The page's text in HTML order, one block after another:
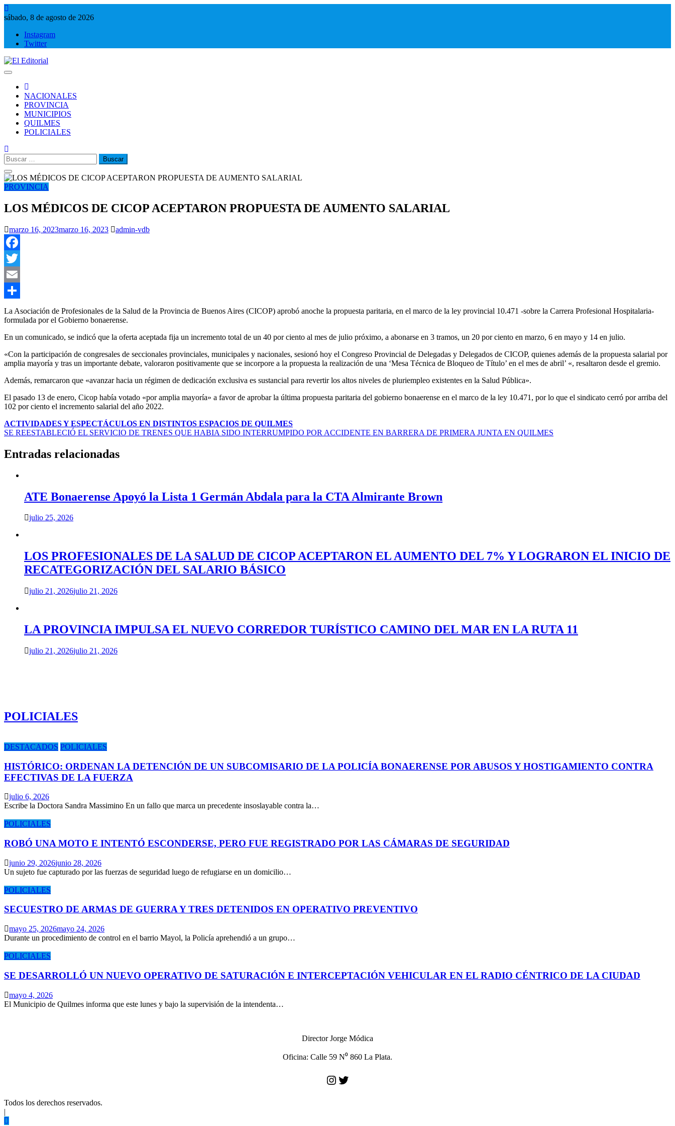
Saltar
al
sábado, 8 de agosto de 2026
Instagram
Twitter
NACIONALES
PROVINCIA
MUNICIPIOS
QUILMES
POLICIALES
Buscar:
PROVINCIA
LOS MÉDICOS DE CICOP ACEPTARON PROPUESTA DE AUMENTO SALARIAL
marzo 16, 2023marzo 16, 2023 admin-vdb
Facebook
Twitter
Email
Compartir
La Asociación de Profesionales de la Salud de la Provincia de Buenos Aires (CICOP) aprobó anoche la propuesta paritaria, en el marco de la ley provincial 10.471 -sobre la Carrera Profesional Hospitalaria-
formulada por el Gobierno bonaerense.
En un comunicado, se indicó que la oferta aceptada fija un incremento total de un 40 por ciento al mes de julio próximo, a abonarse en 3 tramos, un 20 por ciento en marzo, 6 en mayo y 14 en julio.
«Con la participación de congresales de seccionales provinciales, municipales y nacionales, sesionó hoy el Congreso Provincial de Delegadas y Delegados de CICOP, quienes además de la propuesta salarial por
amplia mayoría y tras un importante debate, valoraron positivamente que se incorpore a la propuesta la realización de una ‘Mesa Técnica de Bloqueo de Título’ en el mes de abril’ «, resaltaron desde el gremio.
Además, remarcaron que «avanzar hacia un régimen de dedicación exclusiva es sustancial para revertir los altos niveles de pluriempleo existentes en la Salud Pública».
El pasado 13 de enero, Cicop había votado «por amplia mayoría» a favor de aprobar la última propuesta paritaria del gobierno bonaerense en el marco de la ley 10.471, por lo que el sindicato cerró por arriba del
102 por ciento el incremento salarial del año 2022.
Navegación
de
entradas
ACTIVIDADES Y ESPECTÁCULOS EN DISTINTOS ESPACIOS DE QUILMES
SE REESTABLECIÓ EL SERVICIO DE TRENES QUE HABIA SIDO INTERRUMPIDO POR ACCIDENTE EN BARRERA DE PRIMERA JUNTA EN QUILMES
Entradas relacionadas
ATE Bonaerense Apoyó la Lista 1 Germán Abdala para la CTA Almirante Brown
julio 25, 2026
LOS PROFESIONALES DE LA SALUD DE CICOP ACEPTARON EL AUMENTO DEL 7% Y LOGRARON EL INICIO DE
RECATEGORIZACIÓN DEL SALARIO BÁSICO
julio 21, 2026julio 21, 2026
LA PROVINCIA IMPULSA EL NUEVO CORREDOR TURÍSTICO CAMINO DEL MAR EN LA RUTA 11
julio 21, 2026julio 21, 2026
POLICIALES
DESTACADOS POLICIALES
HISTÓRICO: ORDENAN LA DETENCIÓN DE UN SUBCOMISARIO DE LA POLICÍA BONAERENSE POR ABUSOS Y HOSTIGAMIENTO CONTRA
EFECTIVAS DE LA FUERZA
julio 6, 2026
Escribe la Doctora Sandra Massimino En un fallo que marca un precedente insoslayable contra la…
POLICIALES
ROBÓ UNA MOTO E INTENTÓ ESCONDERSE, PERO FUE REGISTRADO POR LAS CÁMARAS DE SEGURIDAD
junio 29, 2026junio 28, 2026
Un sujeto fue capturado por las fuerzas de seguridad luego de refugiarse en un domicilio…
POLICIALES
SECUESTRO DE ARMAS DE GUERRA Y TRES DETENIDOS EN OPERATIVO PREVENTIVO
mayo 25, 2026mayo 24, 2026
Durante un procedimiento de control en el barrio Mayol, la Policía aprehendió a un grupo…
POLICIALES
SE DESARROLLÓ UN NUEVO OPERATIVO DE SATURACIÓN E INTERCEPTACIÓN VEHICULAR EN EL RADIO CÉNTRICO DE LA CIUDAD
mayo 4, 2026
El Municipio de Quilmes informa que este lunes y bajo la supervisión de la intendenta…
Director Jorge Módica
Oficina: Calle 59 N⁰ 860 La Plata.
Instagram
Twitter
Todos los derechos reservados.
|